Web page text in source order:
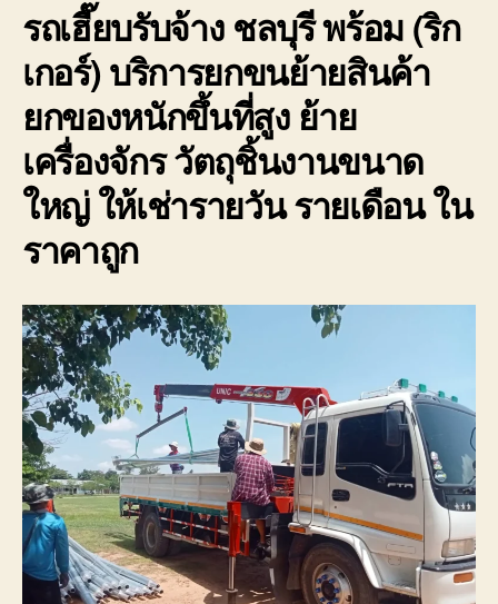
รถเฮี๊ยบรับจ้าง ชลบุรี พร้อม (ริก
เกอร์) บริการยกขนย้ายสินค้า
ยกของหนักขึ้นที่สูง ย้าย
เครื่องจักร วัตถุชิ้นงานขนาด
ใหญ่ ให้เช่ารายวัน รายเดือน ใน
ราคาถูก